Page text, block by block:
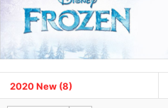
2020 New (8)